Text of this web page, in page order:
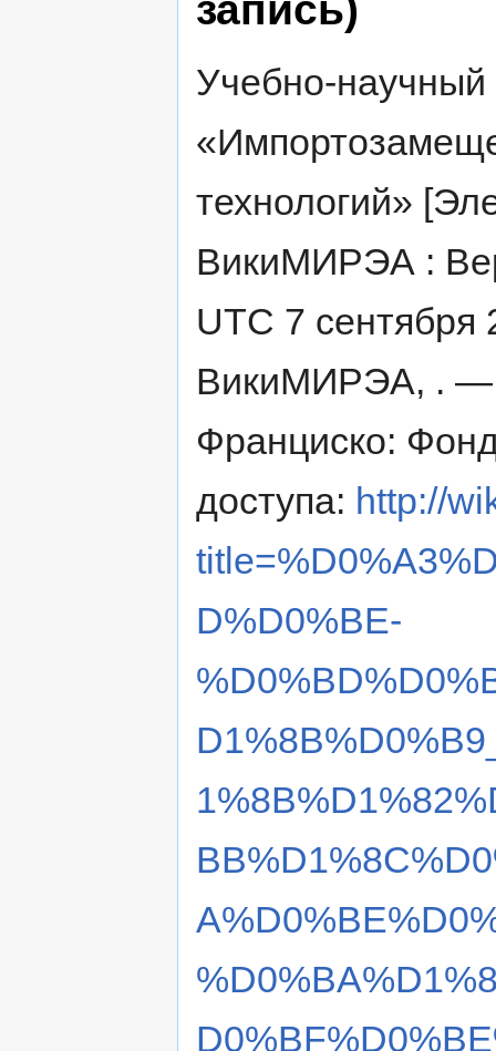
Учебно-научный
технологий»
ВикиМИРЭА :
UTC 7
ВикиМИРЭА, . —
Франциско:
доступа: http://
D%D0%BE-